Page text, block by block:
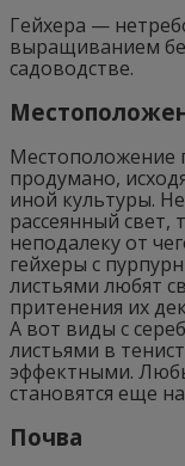
Гейхера —
выращиванием
садоводстве.
Местоположение
продумано,
иной культуры.
рассеянный свет,
неподалеку от
гейхеры с
листьями любят
притенения их
А вот виды с
листьями в
эффектными.
становятся еще
Почва